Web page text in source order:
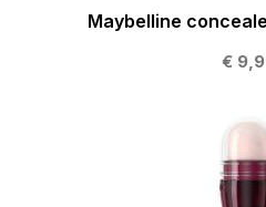
Maybelline
€